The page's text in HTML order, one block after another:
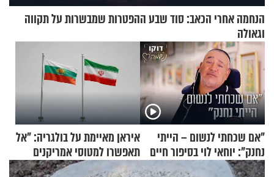
הנחמה אחרי הכאב: סוד שבע ההפטרות שמבשרות על תקווה
וגאולה
"אם שכחתי לנשום – הייתי
נחנק": יוחאי לוי בסיפור חיים
מעורר השראה
איראן מאיימת על בולגריה: "אל
תאפשרו למטוסי אמריקנים
להמריא מהשטח שלכם"